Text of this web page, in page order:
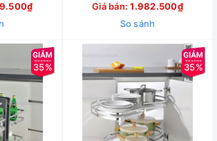
Giá bán:1.982.500₫
So sánh
35% 35%